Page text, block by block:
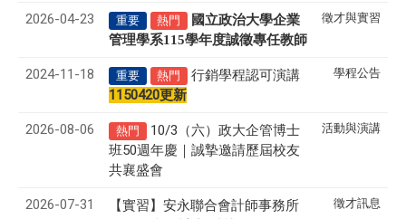
2026-04-23 重要 熱門
國立政治大學企業
管理學系115學年度誠徵專任教師
徵才與實習
2024-11-18 重要 熱門
行銷學程認可演講
1150420更新
學程公告
2026-08-06 熱門
10/3（六）政大企管博士
班50週年慶｜誠摯邀請歷屆校友
共襄盛會
活動與演講
2026-07-31
【實習】安永聯合會計師事務所
徵才訊息